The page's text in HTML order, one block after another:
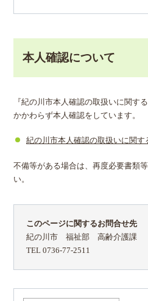
本人確認について
『紀の川市本人確認の取扱いに関す
かかわらず本人確認をしています。
紀の川市本人確認の取扱いに関す
不備等がある場合は、再度必要書類
い。
このページに関するお問合せ先
紀の川市 福祉部 高齢介護課
TEL 0736-77-2511